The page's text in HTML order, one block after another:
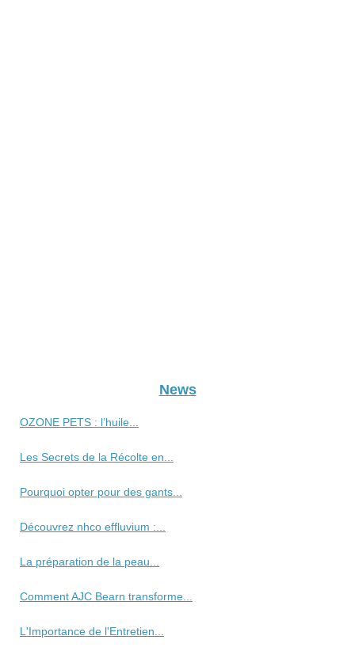
News
OZONE PETS : l’huile...
Les Secrets de la Récolte en...
Pourquoi opter pour des gants...
Découvrez nhco effluvium :...
La préparation de la peau...
Comment AJC Bearn transforme...
L'Importance de l'Entretien...